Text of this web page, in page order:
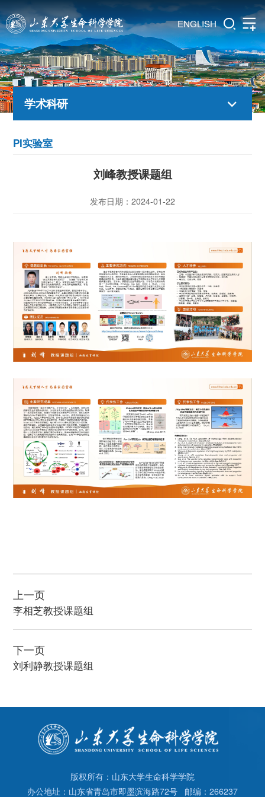
ENGLISH
学术科研
PI实验室
刘峰教授课题组
发布日期：2024-01-22
上一页
李相芝教授课题组
下一页
刘利静教授课题组
版权所有：山东大学生命科学学院
办公地址：山东省青岛市即墨滨海路72号 邮编：266237